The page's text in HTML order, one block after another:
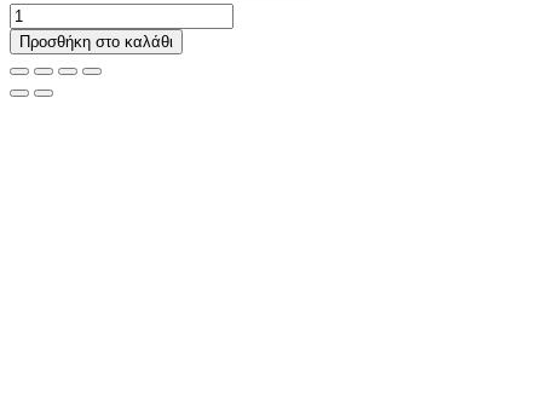
ΜΑΣΚΑ
CRISTAL
LINE
SENIOR
ZENIT
Προσθήκη στο καλάθι